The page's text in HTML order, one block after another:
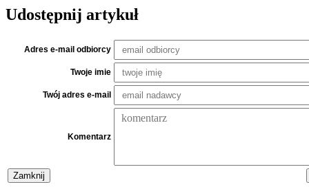
Udostępnij artykuł
Adres e-mail odbiorcy
Twoje imie
Twój adres e-mail
Komentarz